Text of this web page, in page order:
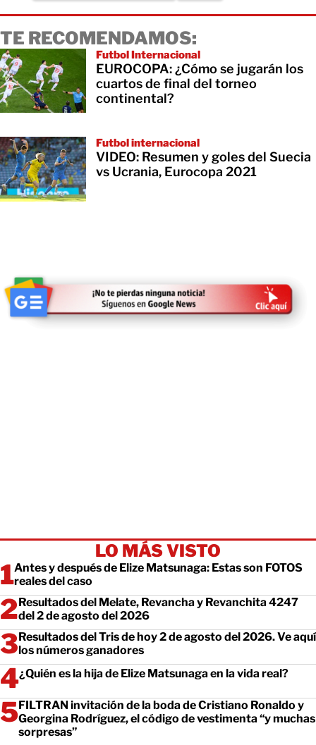
TE RECOMENDAMOS:
Futbol Internacional
EUROCOPA: ¿Cómo se jugarán los
cuartos de final del torneo
continental?
Futbol internacional
VIDEO: Resumen y goles del Suecia
vs Ucrania, Eurocopa 2021
LO MÁS VISTO
Antes y después de Elize Matsunaga: Estas son FOTOS
reales del caso
Resultados del Melate, Revancha y Revanchita 4247
del 2 de agosto del 2026
Resultados del Tris de hoy 2 de agosto del 2026. Ve aquí
los números ganadores
¿Quién es la hija de Elize Matsunaga en la vida real?
FILTRAN invitación de la boda de Cristiano Ronaldo y
Georgina Rodríguez, el código de vestimenta “y muchas
sorpresas”